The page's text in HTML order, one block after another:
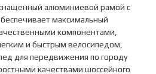
алюминиевой рамой с
максимальный
компонентами,
и быстрым велосипедом,
для передвижения по городу
качествами шоссейного